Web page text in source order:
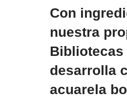
Con
nuestra
Bibliotecas
desarrolla
acuarela